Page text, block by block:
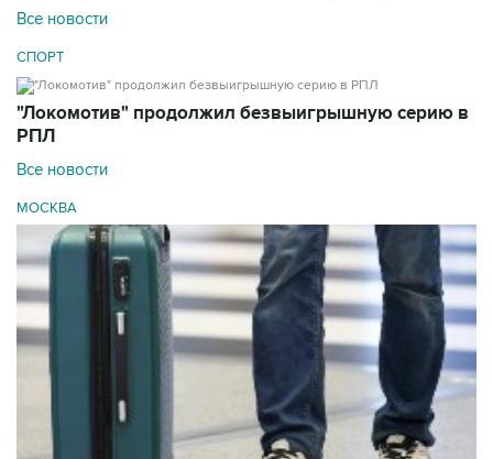
Все новости
СПОРТ
"Локомотив" продолжил безвыигрышную серию в
РПЛ
Все новости
МОСКВА